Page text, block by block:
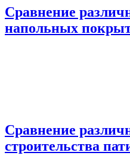
Сравнение
напольных
Сравнение
строительства